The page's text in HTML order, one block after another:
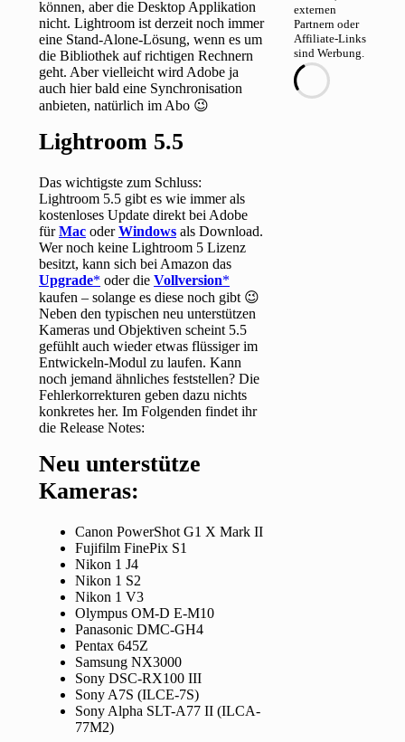
können, aber die Desktop Applikation
nicht. Lightroom ist derzeit noch immer
eine Stand-Alone-Lösung, wenn es um
die Bibliothek auf richtigen Rechnern
geht. Aber vielleicht wird Adobe ja
auch hier bald eine Synchronisation
anbieten, natürlich im Abo 😉
Lightroom 5.5
Das wichtigste zum Schluss:
Lightroom 5.5 gibt es wie immer als
kostenloses Update direkt bei Adobe
fürMac oderWindows als Download.
Wer noch keine Lightroom 5 Lizenz
besitzt, kann sich bei Amazon das
Upgrade
oder dieVollversion
kaufen – solange es diese noch gibt 😉
Neben den typischen neu unterstützen
Kameras und Objektiven scheint 5.5
gefühlt auch wieder etwas flüssiger im
Entwickeln-Modul zu laufen. Kann
noch jemand ähnliches feststellen? Die
Fehlerkorrekturen geben dazu nichts
konkretes her. Im Folgenden findet ihr
die Release Notes:
Neu unterstütze
Kameras:
Canon PowerShot G1 X Mark II
Fujifilm FinePix S1
Nikon 1 J4
Nikon 1 S2
Nikon 1 V3
Olympus OM-D E-M10
Panasonic DMC-GH4
Pentax 645Z
Samsung NX3000
Sony DSC-RX100 III
Sony A7S (ILCE-7S)
Sony Alpha SLT-A77 II (ILCA-
77M2)
externen
Partnern oder
Affiliate-Links
sind Werbung.